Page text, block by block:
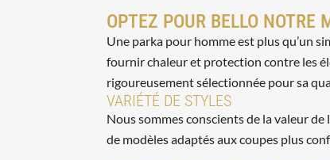
OPTEZ POUR BELLO NOTRE
Une parka pour homme est plus qu’un
fournir chaleur et protection contre les
rigoureusement sélectionnée pour sa
VARIÉTÉ DE STYLES
Nous sommes conscients de la valeur
de modèles adaptés aux coupes plus